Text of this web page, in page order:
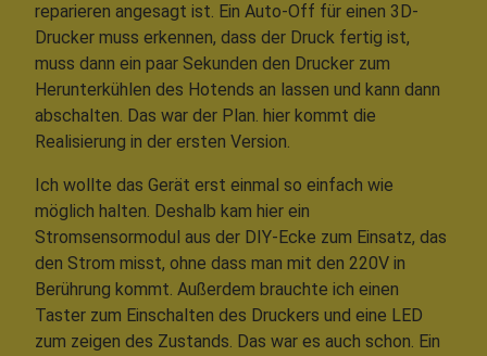
reparieren angesagt ist. Ein Auto-Off für einen 3D-
Drucker muss erkennen, dass der Druck fertig ist,
muss dann ein paar Sekunden den Drucker zum
Herunterkühlen des Hotends an lassen und kann dann
abschalten. Das war der Plan. hier kommt die
Realisierung in der ersten Version.
Ich wollte das Gerät erst einmal so einfach wie
möglich halten. Deshalb kam hier ein
Stromsensormodul aus der DIY-Ecke zum Einsatz, das
den Strom misst, ohne dass man mit den 220V in
Berührung kommt. Außerdem brauchte ich einen
Taster zum Einschalten des Druckers und eine LED
zum zeigen des Zustands. Das war es auch schon. Ein